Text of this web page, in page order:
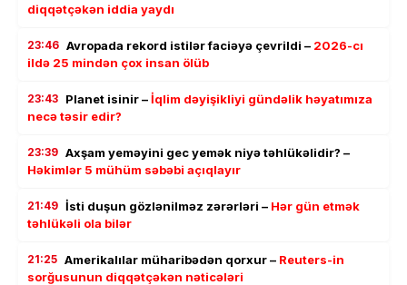
diqqətçəkən iddia yaydı
23:46 Avropada rekord istilər faciəyə çevrildi – 2026-cı
ildə 25 mindən çox insan ölüb
23:43 Planet isinir –İqlim dəyişikliyi gündəlik həyatımıza
necə təsir edir?
23:39 Axşam yeməyini gec yemək niyə təhlükəlidir? –
Həkimlər 5 mühüm səbəbi açıqlayır
21:49 İsti duşun gözlənilməz zərərləri – Hər gün etmək
təhlükəli ola bilər
21:25 Amerikalılar müharibədən qorxur – Reuters-in
sorğusunun diqqətçəkən nəticələri